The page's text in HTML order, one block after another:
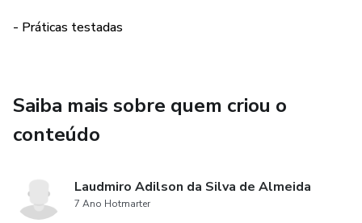
- Práticas testadas
Saiba mais sobre quem criou o
conteúdo
Laudmiro Adilson da Silva de Almeida
7 Ano Hotmarter